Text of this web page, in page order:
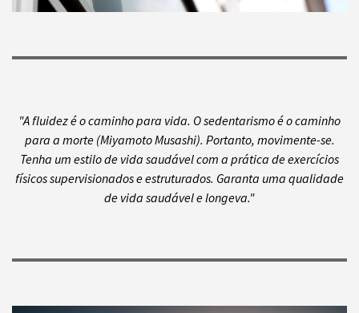
"A fluidez é o caminho para vida. O sedentarismo é o caminho
para a morte (Miyamoto Musashi). Portanto, movimente-se.
Tenha um estilo de vida saudável com a prática de exercícios
físicos supervisionados e estruturados. Garanta uma qualidade
de vida saudável e longeva."